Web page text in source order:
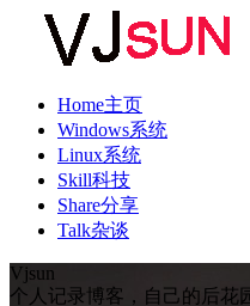
Home主页
Windows系统
Linux系统
Skill科技
Share分享
Talk杂谈
Vjsun
个人记录博客，自己的后花